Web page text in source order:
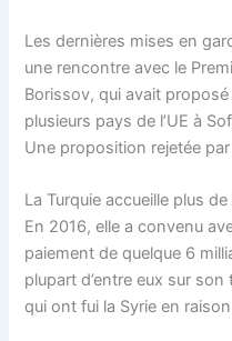
Les dernières mises en
une rencontre avec le
Borissov, qui avait
plusieurs pays de l’UE à
Une proposition rejetée
La Turquie accueille plus
En 2016, elle a convenu
paiement de quelque 6
plupart d’entre eux sur
qui ont fui la Syrie en